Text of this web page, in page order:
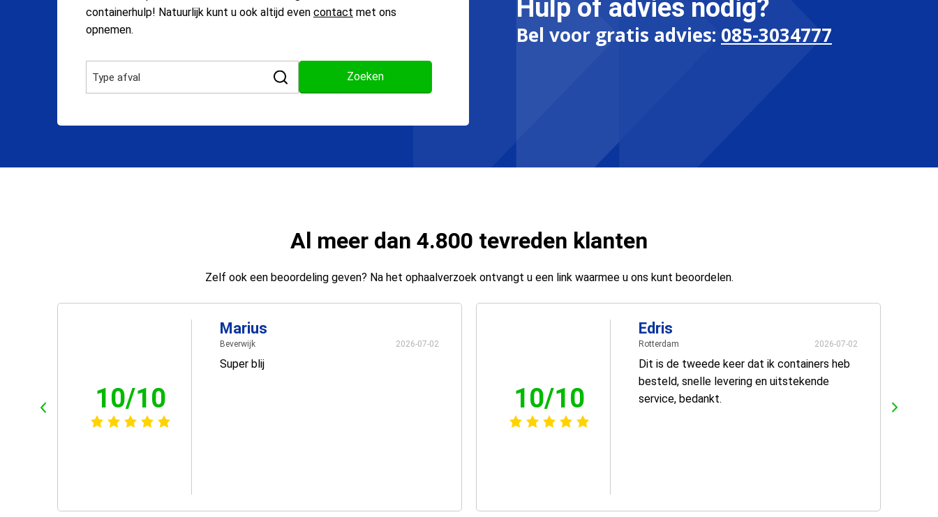
containerhulp! Natuurlijk kunt u ook altijd even contact met ons
opnemen.
Hulp of advies nodig?
Bel voor gratis advies: 085-3034777
Al meer dan 4.800 tevreden klanten
Zelf ook een beoordeling geven? Na het ophaalverzoek ontvangt u een link waarmee u ons kunt beoordelen.
10/10
Marius
Beverwijk 2026-07-02
Super blij
10/10
Edris
Rotterdam 2026-07-02
Dit is de tweede keer dat ik containers heb
besteld, snelle levering en uitstekende
service, bedankt.